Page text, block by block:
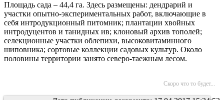
Площадь сада – 44,4 га. Здесь размещены: дендрарий и
участки опытно-экспериментальных работ, включающие в
себя интродукционный питомник; плантации хвойных
интродуцентов и танидных ив; клоновый архив тополей;
селекционные участки облепихи, высоковитаминного
шиповника; сортовые коллекции садовых культур. Около
половины территории занято северо-таежным лесом.
Скоро что то будет...